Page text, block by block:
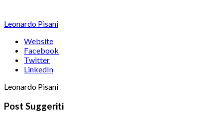
Leonardo Pisani
Website
Facebook
Twitter
LinkedIn
Leonardo Pisani
Post Suggeriti